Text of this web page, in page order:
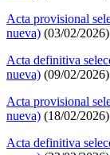
Acta provisional
nueva) (03/02/2026)
Acta definitiva
nueva) (09/02/2026)
Acta provisional
nueva) (18/02/2026)
Acta definitiva